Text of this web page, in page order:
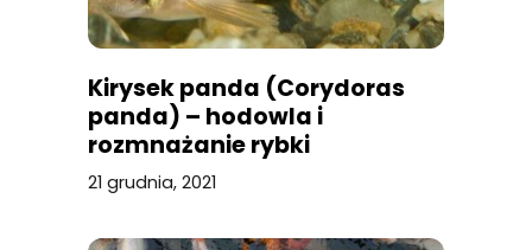
Kirysek panda (Corydoras
panda) – hodowla i
rozmnażanie rybki
akwariowej
21 grudnia, 2021